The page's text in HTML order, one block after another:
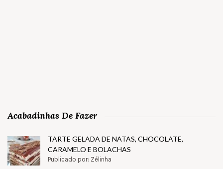
Acabadinhas De Fazer
TARTE GELADA DE NATAS, CHOCOLATE,
CARAMELO E BOLACHAS
Publicado por: Zélinha